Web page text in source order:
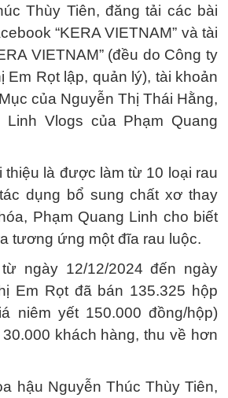
Thùy Tiên, đăng tải các bài
“KERA VIETNAM” và tài
VIETNAM” (đều do Công ty
Em Rọt lập, quản lý), tài khoản
của Nguyễn Thị Thái Hằng,
Linh Vlogs của Phạm Quang
thiệu là được làm từ 10 loại rau
dụng bổ sung chất xơ thay
Phạm Quang Linh cho biết
tương ứng một đĩa rau luộc.
ngày 12/12/2024 đến ngày
Em Rọt đã bán 135.325 hộp
niêm yết 150.000 đồng/hộp)
khách hàng, thu về hơn
hậu Nguyễn Thúc Thùy Tiên,